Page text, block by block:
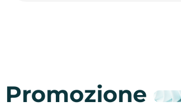
Promozione